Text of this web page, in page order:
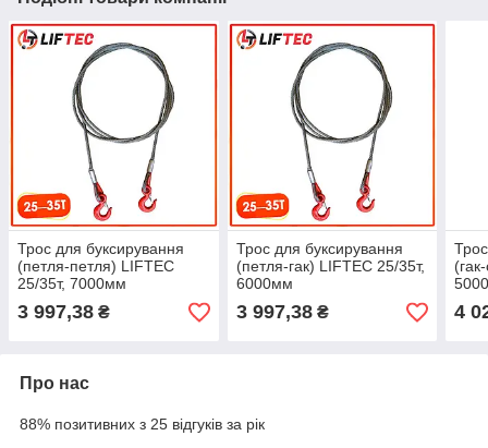
Трос для буксирування
(петля-петля) LIFTEC
25/35т, 7000мм
3 997,38 ₴
Трос для буксирування
(петля-гак) LIFTEC 25/35т,
6000мм
3 997,38₴ 4
Про нас
88% позитивних з 25 відгуків за рік